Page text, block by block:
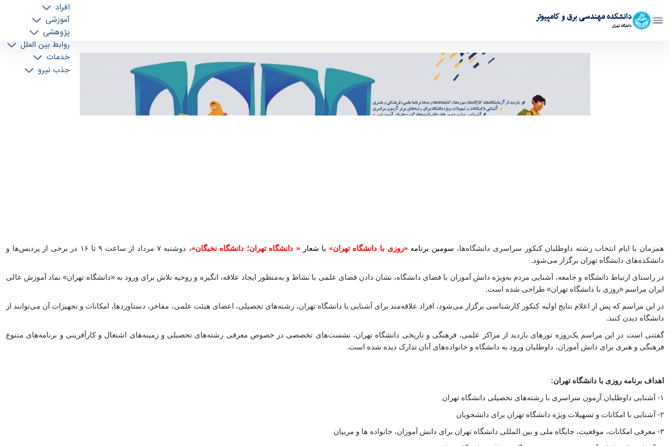
دانشکده مهندسی برق و کامپیوتر
دانشگاه تهران
افراد
آموزشی
پژوهشی
روابط بین الملل
خدمات
جذب نیرو
همزمان با ایام انتخاب رشته داوطلبان کنکور سراسری دانشگاه‌ها، سومین برنامه «روزی با دانشگاه تهران» با شعار « دانشگاه تهران؛ دانشگاه نخبگان»،
دوشنبه ۷ مرداد از ساعت ۹ تا ۱۶ در برخی از پردیس‌ها و
دانشکده‌های دانشگاه تهران برگزار می‌شود.
در راستای ارتباط دانشگاه و جامعه، آشنایی مردم به‌ویژه دانش آموزان با فضای دانشگاه، نشان دادن فضای علمی با نشاط و به‌منظور ایجاد علاقه، انگیزه و روحیه تلاش برای ورود به «دانشگاه تهران» نماد آموزش عالی
ایران مراسم «روزی با دانشگاه تهران» طراحی شده است.
در این مراسم که پس از اعلام نتایج اولیه کنکور کارشناسی برگزار می‌شود، افراد علاقه‌مند برای آشنایی با دانشگاه تهران، رشته‌های تحصیلی، اعضای هیئت علمی، مفاخر، دستاوردها، امکانات و تجهیزات آن می‌توانند از
دانشگاه دیدن کنند.
گفتنی است در این مراسم یک‌روزه تورهای بازدید از مراکز علمی، فرهنگی و تاریخی دانشگاه تهران، نشست‌های تخصصی در خصوص معرفی رشته‌های تحصیلی و زمینه‌های اشتغال و کارآفرینی و برنامه‌های متنوع
فرهنگی و هنری برای دانش آموزان، داوطلبان ورود به دانشگاه و خانواده‌های آنان تدارک دیده شده است.
اهداف برنامه روزی با دانشگاه تهران:
۱- آشنایی داوطلبان آزمون سراسری با رشته‌های تحصیلی دانشگاه تهران
۲- آشنایی با امکانات و تسهیلات ویژه دانشگاه تهران برای دانشجویان
۳- معرفی امکانات، موقعیت، جایگاه ملی و بین المللی دانشگاه تهران برای دانش آموزان، خانواده ها و مربیان